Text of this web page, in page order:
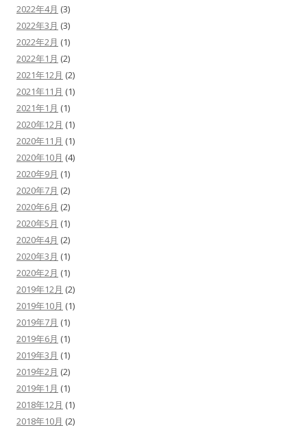
2022年4月 (3)
2022年3月 (3)
2022年2月 (1)
2022年1月 (2)
2021年12月 (2)
2021年11月 (1)
2021年1月 (1)
2020年12月 (1)
2020年11月 (1)
2020年10月 (4)
2020年9月 (1)
2020年7月 (2)
2020年6月 (2)
2020年5月 (1)
2020年4月 (2)
2020年3月 (1)
2020年2月 (1)
2019年12月 (2)
2019年10月 (1)
2019年7月 (1)
2019年6月 (1)
2019年3月 (1)
2019年2月 (2)
2019年1月 (1)
2018年12月 (1)
2018年10月 (2)